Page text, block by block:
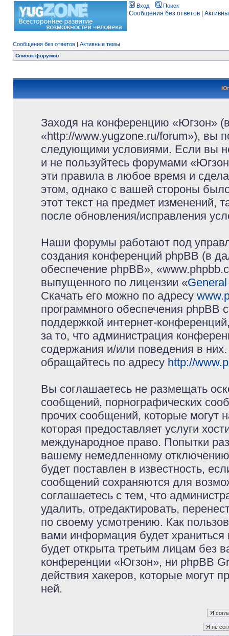
Вход Поиск
Сообщения без ответов
Сообщения без ответов | Активные темы
Список форумов
Заходя на конференцию «Югзон»
«http://www.yugzone.ru/forum»), вы
следующими условиями. Если вы
и не пользуйтесь форумами
эти правила в любое время и
этом, однако с вашей стороны
этот текст на предмет изменений,
после обновления/исправления
Наши форумы работают под
создания конференций phpBB (в
обеспечение phpBB»,
выпущенного по лицензии «
Скачать его можно по адресу
программного обеспечения phpBB
поддержкой интернет-
за то, что администрация
содержания и/или поведения в
обращайтесь по адресу http://
Вы соглашаетесь не размещать
сообщений, порнографических
прочих сообщений, которые могут
которая предоставляет услуги
международное право. Попытки
вашему немедленному
будет поставлен в известность,
сообщений сохраняются для
соглашаетесь с тем, что
удалить, отредактировать,
по своему усмотрению. Как
вами информация будет
будет открыта третьим лицам без
конференции «Югзон», ни phpBB
действия хакеров, которые могут
ней.